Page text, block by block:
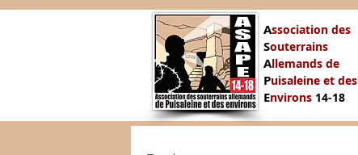
Association des
Souterrains
Allemands de
Puisaleine et des
Environs 14-18